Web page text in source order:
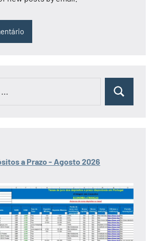
Pesquisar
a Prazo - Agosto 2026